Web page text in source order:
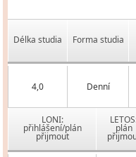
Délka studia Forma studia
4,0 Denní
LONI:
přihlášení/plán
přijmout
plán